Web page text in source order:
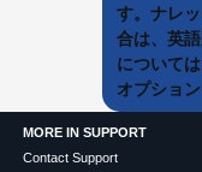
す。ナレ
合は、英
について
オプショ
MORE IN SUPPORT
Contact Support